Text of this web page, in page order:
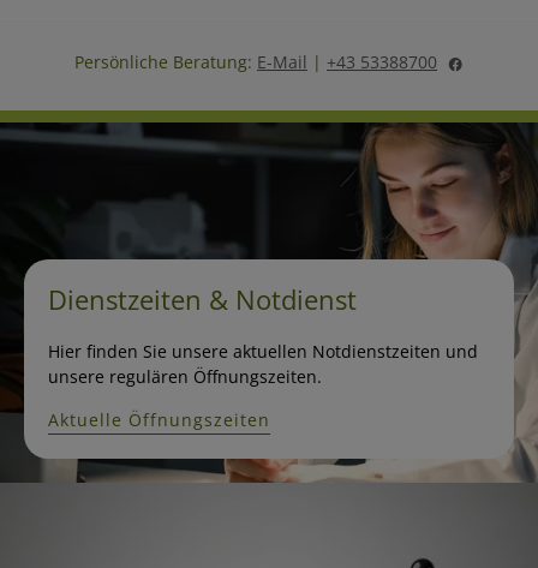
Persönliche Beratung: E-Mail | +43 53388700
Dienstzeiten & Notdienst
Hier finden Sie unsere aktuellen Notdienstzeiten und
unsere regulären Öffnungszeiten.
Aktuelle Öffnungszeiten